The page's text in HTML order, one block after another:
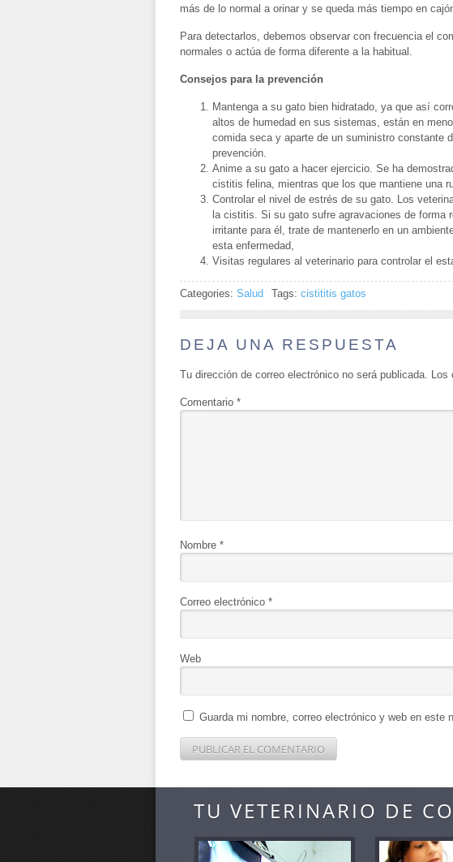
más de lo normal a orinar y se queda más tiempo en
Para detectarlos, debemos observar con frecuencia el
normales o actúa de forma diferente a la habitual.
Consejos para la prevención
Mantenga a su gato bien hidratado, ya que así
altos de humedad en sus sistemas, están en
comida seca y aparte de un suministro constante
prevención.
Anime a su gato a hacer ejercicio. Se ha
cistitis felina, mientras que los que mantiene una
Controlar el nivel de estrés de su gato. Los
la cistitis. Si su gato sufre agravaciones de forma
irritante para él, trate de mantenerlo en un
esta enfermedad,
Visitas regulares al veterinario para controlar el
Categories: Salud Tags: cistititis gatos
DEJA UNA RESPUESTA
Tu dirección de correo electrónico no será publicada. Los
Comentario *
Nombre *
Correo electrónico *
Web
Guarda mi nombre, correo electrónico y web en este
TU VETERINARIO DE